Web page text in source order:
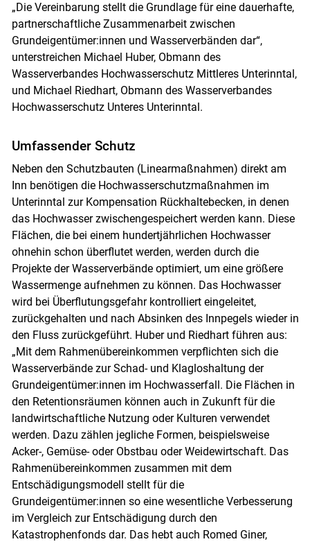
Skip to main content
„Die Vereinbarung stellt die Grundlage für eine dauerhafte,
partnerschaftliche Zusammenarbeit zwischen
Grundeigentümer:innen und Wasserverbänden dar“,
unterstreichen Michael Huber, Obmann des
Wasserverbandes Hochwasserschutz Mittleres Unterinntal,
und Michael Riedhart, Obmann des Wasserverbandes
Hochwasserschutz Unteres Unterinntal.
Umfassender Schutz
Neben den Schutzbauten (Linearmaßnahmen) direkt am
Inn benötigen die Hochwasserschutzmaßnahmen im
Unterinntal zur Kompensation Rückhaltebecken, in denen
das Hochwasser zwischengespeichert werden kann. Diese
Flächen, die bei einem hundertjährlichen Hochwasser
ohnehin schon überflutet werden, werden durch die
Projekte der Wasserverbände optimiert, um eine größere
Wassermenge aufnehmen zu können. Das Hochwasser
wird bei Überflutungsgefahr kontrolliert eingeleitet,
zurückgehalten und nach Absinken des Innpegels wieder in
den Fluss zurückgeführt. Huber und Riedhart führen aus:
„Mit dem Rahmenübereinkommen verpflichten sich die
Wasserverbände zur Schad- und Klagloshaltung der
Grundeigentümer:innen im Hochwasserfall. Die Flächen in
den Retentionsräumen können auch in Zukunft für die
landwirtschaftliche Nutzung oder Kulturen verwendet
werden. Dazu zählen jegliche Formen, beispielsweise
Acker-, Gemüse- oder Obstbau oder Weidewirtschaft. Das
Rahmenübereinkommen zusammen mit dem
Entschädigungsmodell stellt für die
Grundeigentümer:innen so eine wesentliche Verbesserung
im Vergleich zur Entschädigung durch den
Katastrophenfonds dar. Das hebt auch Romed Giner,